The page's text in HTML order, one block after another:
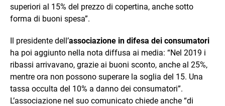
superiori al 15% del prezzo di copertina, anche sotto
forma di buoni spesa”.
Il presidente dell’associazione in difesa dei consumatori
ha poi aggiunto nella nota diffusa ai media: “Nel 2019 i
ribassi arrivavano, grazie ai buoni sconto, anche al 25%,
mentre ora non possono superare la soglia del 15. Una
tassa occulta del 10% a danno dei consumatori”.
L’associazione nel suo comunicato chiede anche “di